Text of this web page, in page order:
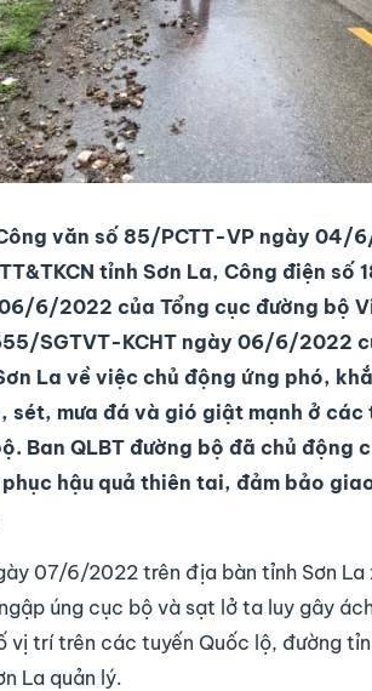
văn số 85/PCTT-VP ngày 04/
tỉnh Sơn La, Công điện số
6/2022 của Tổng cục đường bộ
SGTVT-KCHT ngày 06/6/2022
La về việc chủ động ứng phó,
sét, mưa đá và gió giật mạnh ở các
Ban QLBT đường bộ đã chủ động
hậu quả thiên tai, đảm bảo
07/6/2022 trên địa bàn tỉnh Sơn La
úng cục bộ và sạt lở ta luy gây
vị trí trên các tuyến Quốc lộ, đường
La quản lý.